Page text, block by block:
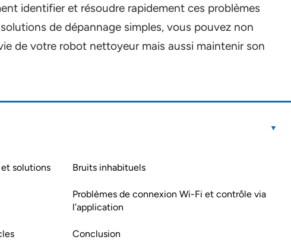
identifier et résoudre rapidement ces problèmes
de dépannage simples, vous pouvez non
de votre robot nettoyeur mais aussi maintenir son
solutions
Bruits inhabituels
Problèmes de connexion Wi-Fi et contrôle via
l’application
Conclusion